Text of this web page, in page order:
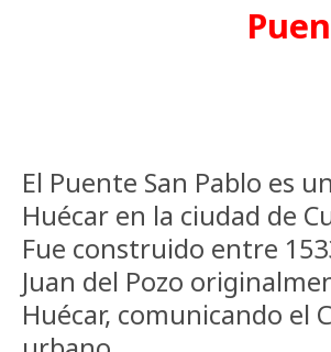
El Puente San Pablo es
Huécar en la ciudad de
Fue construido entre
Juan del Pozo
Huécar, comunicando el